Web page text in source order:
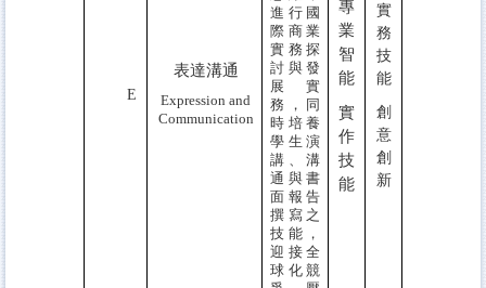
E
表達溝通
Expression and
Communication
進行國
際商業
實務探
討與發
展實
務，同
時培養
學生演
講、溝
通與書
面報告
撰寫之
技能，
迎接全
球化競
專
業
智
能
實
作
技
能
實
務
技
能
創
意
創
新